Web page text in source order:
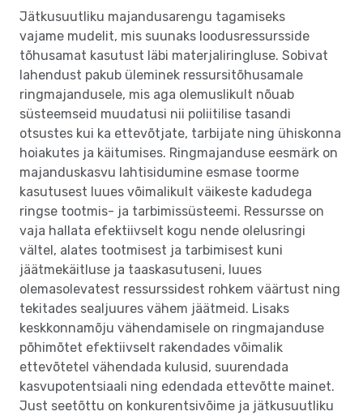
Jätkusuutliku majandusarengu tagamiseks
vajame mudelit, mis suunaks loodusressursside
tõhusamat kasutust läbi materjaliringluse. Sobivat
lahendust pakub üleminek ressursitõhusamale
ringmajandusele, mis aga olemuslikult nõuab
süsteemseid muudatusi nii poliitilise tasandi
otsustes kui ka ettevõtjate, tarbijate ning ühiskonna
hoiakutes ja käitumises. Ringmajanduse eesmärk on
majanduskasvu lahtisidumine esmase toorme
kasutusest luues võimalikult väikeste kadudega
ringse tootmis- ja tarbimissüsteemi. Ressursse on
vaja hallata efektiivselt kogu nende olelusringi
vältel, alates tootmisest ja tarbimisest kuni
jäätmekäitluse ja taaskasutuseni, luues
olemasolevatest ressurssidest rohkem väärtust ning
tekitades sealjuures vähem jäätmeid. Lisaks
keskkonnamõju vähendamisele on ringmajanduse
põhimõtet efektiivselt rakendades võimalik
ettevõtetel vähendada kulusid, suurendada
kasvupotentsiaali ning edendada ettevõtte mainet.
Just seetõttu on konkurentsivõime ja jätkusuutliku